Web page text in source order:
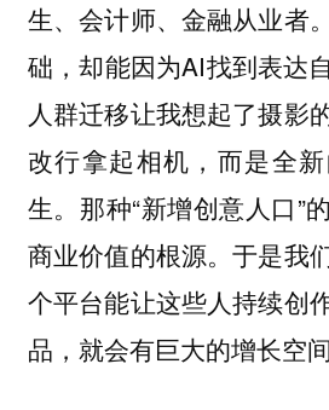
生、会计师、金融从业者
础，却能因为AI找到表达
人群迁移让我想起了摄影
改行拿起相机，而是全
生。那种“新增创意人口”
商业价值的根源。于是我
个平台能让这些人持续创
品，就会有巨大的增长空间